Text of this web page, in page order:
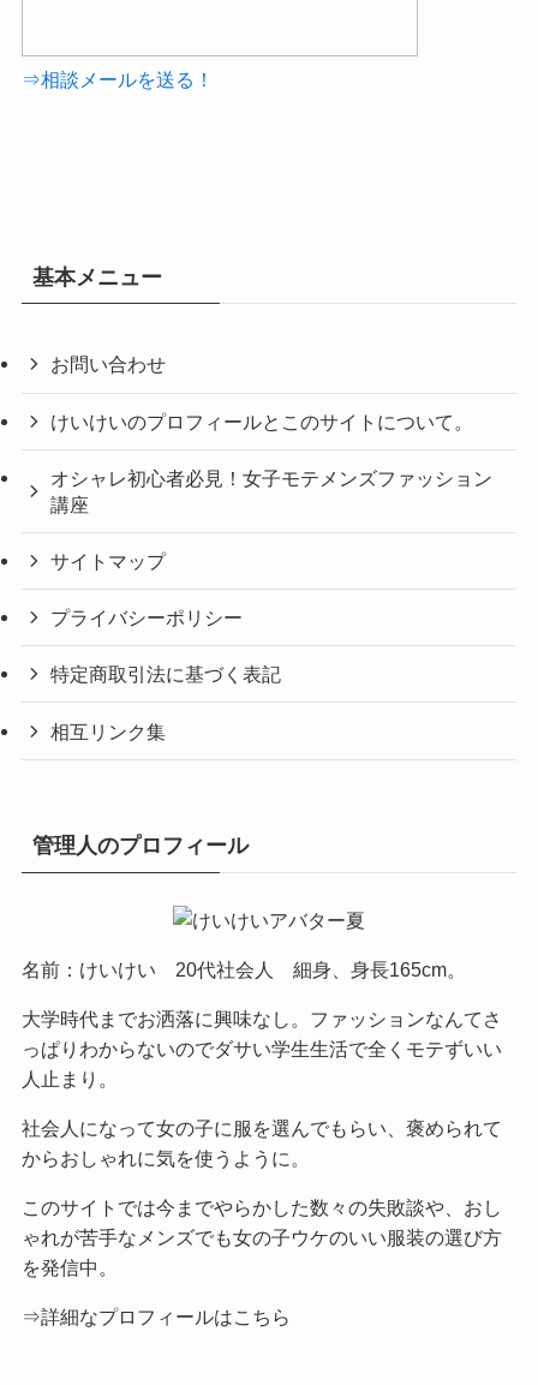
⇒相談メールを送る！
基本メニュー
お問い合わせ
けいけいのプロフィールとこのサイトについて。
オシャレ初心者必見！女子モテメンズファッション
講座
サイトマップ
プライバシーポリシー
特定商取引法に基づく表記
相互リンク集
管理人のプロフィール
名前：けいけい 20代社会人 細身、身長165cm。
大学時代までお洒落に興味なし。ファッションなんてさ
っぱりわからないのでダサい学生生活で全くモテずいい
人止まり。
社会人になって女の子に服を選んでもらい、褒められて
からおしゃれに気を使うように。
このサイトでは今までやらかした数々の失敗談や、おし
ゃれが苦手なメンズでも女の子ウケのいい服装の選び方
を発信中。
⇒詳細なプロフィールはこちら